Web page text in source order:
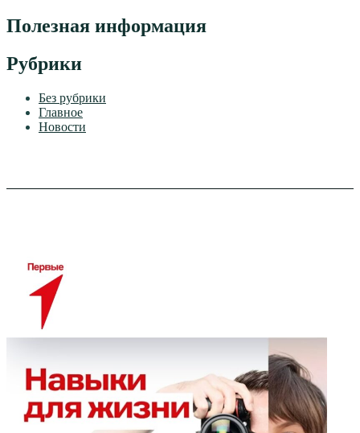
Полезная информация
Рубрики
Без рубрики
Главное
Новости